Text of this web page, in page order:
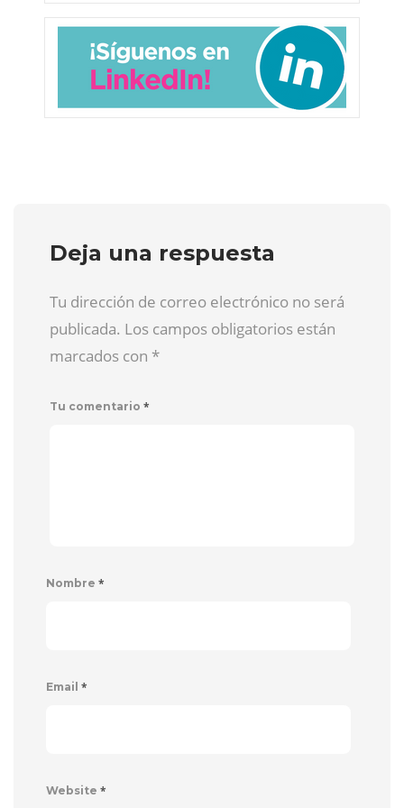
Deja una respuesta
Tu dirección de correo electrónico no será
publicada. Los campos obligatorios están
marcados con *
Tu comentario *
Nombre *
Email *
Website *